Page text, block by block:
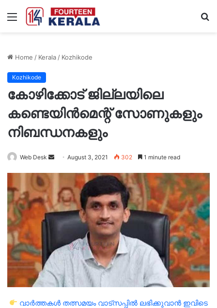
Menu
Home / Kerala/ Kozhikode
Kozhikode
കോഴിക്കോട് ജില്ലയിലെ
കണ്ടെയിന്‍മെന്റ് സോണുകളും
നിബന്ധനകളും
Web Desk
SendAugust 3, 2021 302 1 minute read
വാർത്തകൾ തത്സമയം വാട്സപ്പിൽ ലഭിക്കുവാൻ ഇവിടെ